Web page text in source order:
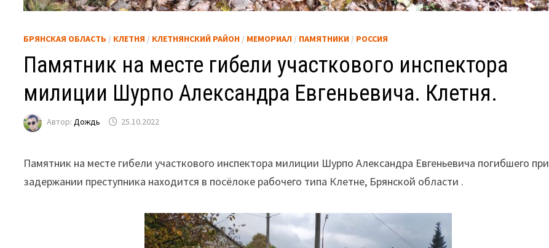
БРЯНСКАЯ ОБЛАСТЬ / КЛЕТНЯ / КЛЕТНЯНСКИЙ РАЙОН / МЕМОРИАЛ / ПАМЯТНИКИ / РОССИЯ
Памятник на месте гибели участкового инспектора
милиции Шурпо Александра Евгеньевича. Клетня.
Автор:Дождь 25.10.2022
Памятник на месте гибели участкового инспектора милиции Шурпо Александра Евгеньевича погибшего при
задержании преступника находится в посёлоке рабочего типа Клетне, Брянской области .